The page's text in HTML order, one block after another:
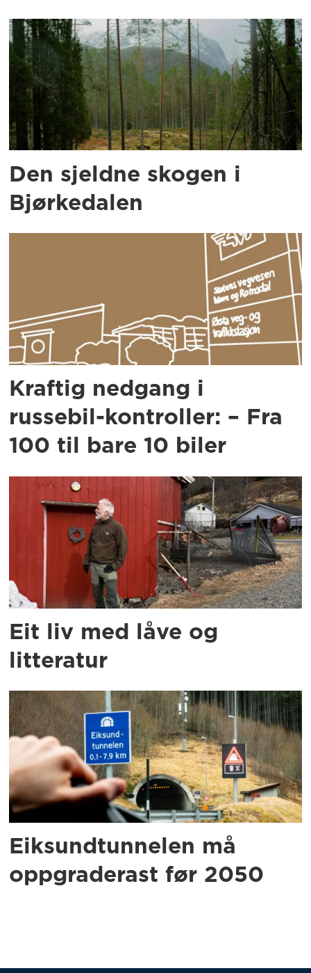
Den sjeldne skogen i
Bjørkedalen
Kraftig nedgang i
russebil-kontroller: – Fra
100 til bare 10 biler
Eit liv med låve og
litteratur
Eiksundtunnelen må
oppgraderast før 2050